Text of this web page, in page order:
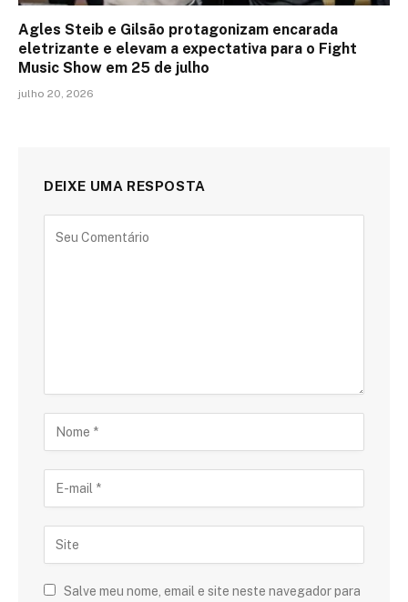
Agles Steib e Gilsão protagonizam encarada
eletrizante e elevam a expectativa para o Fight
Music Show em 25 de julho
julho 20, 2026
DEIXE UMA RESPOSTA
Salve meu nome, email e site neste navegador para